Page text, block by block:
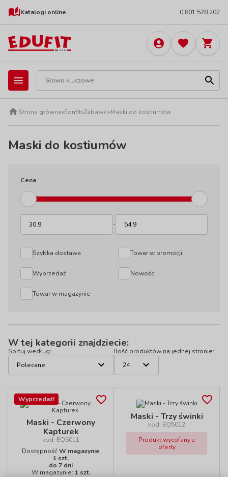
Katalogi online 0 801 528 202
Strona główna»Edufit»Zabawki»Maski do kostiumów
Maski do kostiumów
Cena
-
Szybka dostawa Towar w promocji
Wyprzedaż Nowości
Towar w magazynie
W tej kategorii znajdziecie:
Sortuj według: Ilość produktów na jednej stronie:
Wyprzedaż!
Maski - Czerwony
Kapturek
kod: EQ5011
DostępnośćW magazynie
1 szt.
do 7 dni
W magazynie: 1 szt.
Maski - Trzy świnki
kod: EQ5012
Produkt wycofany z
oferty